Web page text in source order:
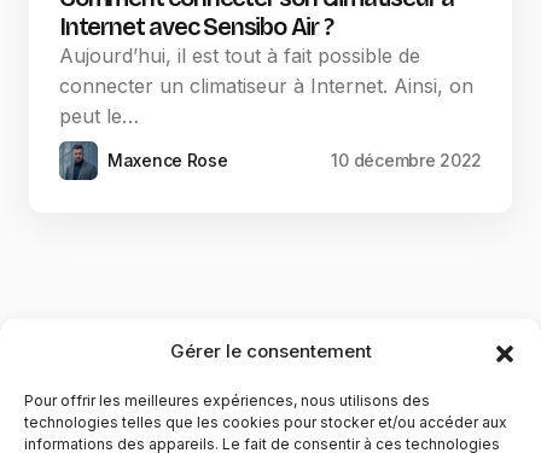
Gérer le consentement
Pour offrir les meilleures expériences, nous utilisons des
technologies telles que les cookies pour stocker et/ou accéder aux
informations des appareils. Le fait de consentir à ces technologies
Internet avec Sensibo Air ?
Aujourd’hui, il est tout à fait possible de
connecter un climatiseur à Internet. Ainsi, on
peut le…
Maxence Rose 10 décembre 2022